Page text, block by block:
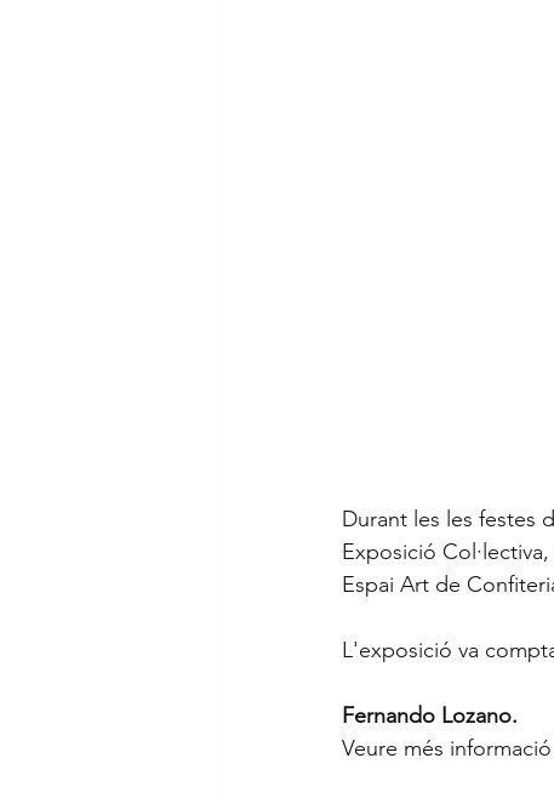
Durant les les festes
Exposició
Espai Art de
L'exposició va
Fernando Lozano.
Veure més